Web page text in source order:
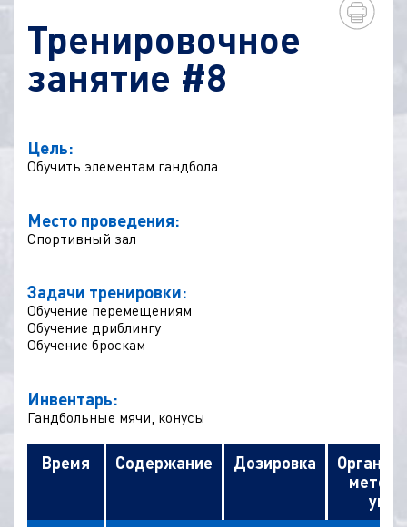
Тренировочное
занятие #8
Цель:
Обучить элементам гандбола
Место проведения:
Спортивный зал
Задачи тренировки:
Обучение перемещениям
Обучение дриблингу
Обучение броскам
Инвентарь:
Гандбольные мячи, конусы
Время Содержание Дозировка